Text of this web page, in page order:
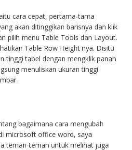
cara cepat, pertama-tama
akan ditinggikan barisnya dan klik
pilih menu Table Tools dan Layout.
Table Row Height nya. Disitu
tinggi tabel dengan mengklik panah
menuliskan ukuran tinggi
bagaimana cara mengubah
microsoft office word, saya
teman-teman untuk melihat juga